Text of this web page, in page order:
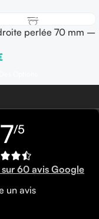
perlée 70 mm –
/5
sur 60 avis Google
un avis